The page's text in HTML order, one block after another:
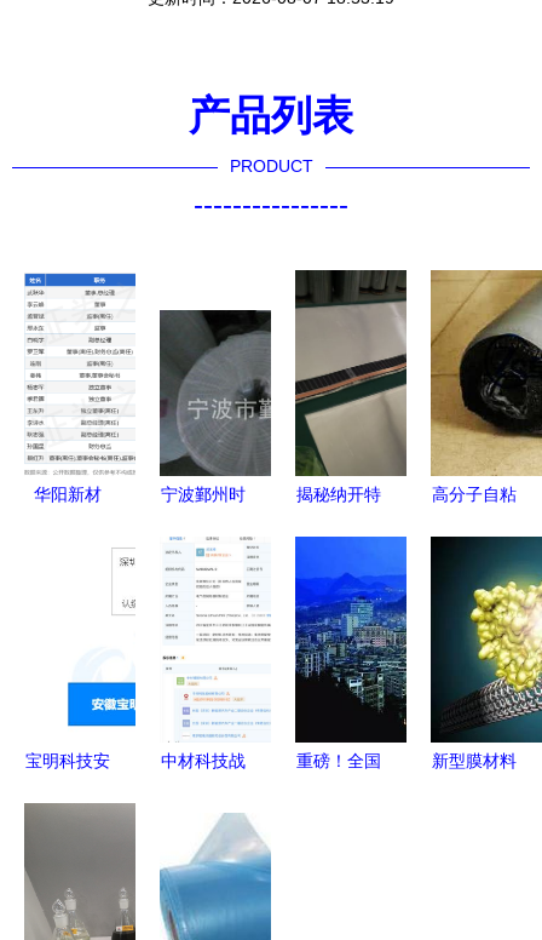
产品列表
PRODUCT
----------------
华阳新材
宁波鄞州时
厂 深耕新
型膜材料制
造，引领行
业创新
揭秘纳开特
热膜的一站
式生产过程
高分子自粘
材 革新防
水材料市场
的生产与销
售新趋势
宝明科技安
型膜材料销
售新篇章
中材科技战
道，斥资2
亿成立锂膜
子公司，加
重磅！全国
新型膜材料